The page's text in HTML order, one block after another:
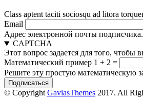
Class aptent taciti sociosqu ad litora
Email
Адрес электронной почты подписчика.
CAPTCHA
Этот вопрос задается для того, чтобы
Математический пример 1 + 2 =
Решите эту простую математическую
© Copyright GaviasThemes 2017. All